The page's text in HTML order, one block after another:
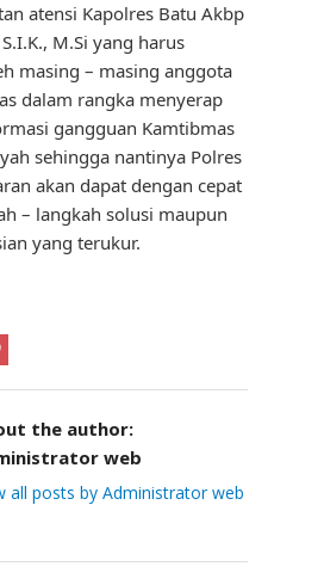
atensi Kapolres Batu Akbp
M.Si yang harus
masing – masing anggota
dalam rangka menyerap
gangguan Kamtibmas
sehingga nantinya Polres
akan dapat dengan cepat
– langkah solusi maupun
yang terukur.
the author:
web
all posts by Administrator web